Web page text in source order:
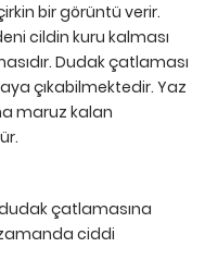
bir görüntü verir.
cildin kuru kalması
Dudak çatlaması
çıkabilmektedir. Yaz
maruz kalan
çatlamasına
ciddi